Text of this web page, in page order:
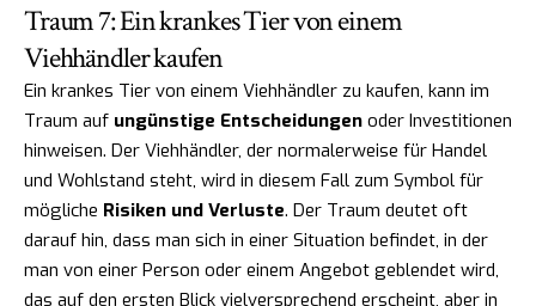
Traum 7: Ein krankes Tier von einem
Viehhändler kaufen
Ein krankes Tier von einem Viehhändler zu kaufen, kann im
Traum auf ungünstige Entscheidungen oder Investitionen
hinweisen. Der Viehhändler, der normalerweise für Handel
und Wohlstand steht, wird in diesem Fall zum Symbol für
mögliche Risiken und Verluste. Der Traum deutet oft
darauf hin, dass man sich in einer Situation befindet, in der
man von einer Person oder einem Angebot geblendet wird,
das auf den ersten Blick vielversprechend erscheint, aber in